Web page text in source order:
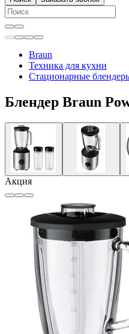
Braun
Техника для кухни
Стационарные
Блендер Braun
Акция